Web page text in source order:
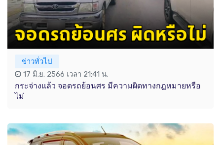
ข่าวทั่วไป
17 มิ.ย. 2566 เวลา 21:41 น.
กระจ่างแล้ว จอดรถย้อนศร มีความผิดทางกฎหมายหรือ
ไม่